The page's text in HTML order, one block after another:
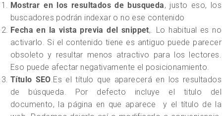
Mostrar en los resultados de busqueda, justo eso, los
buscadores podrán indexar o no ese contenido
Fecha en la vista previa del snippet,. Lo habitual es no
activarlo. Si el contenido tiene es antiguo puede parecer
obsoleto y resultar menos atractivo para los lectores.
Eso puede afectar negativamente el posicionamiento.
Título SEO.Es el título que aparecerá en los resultados
de búsqueda. Por defecto incluye el titulo del
documento, la página en que aparece y el título de la